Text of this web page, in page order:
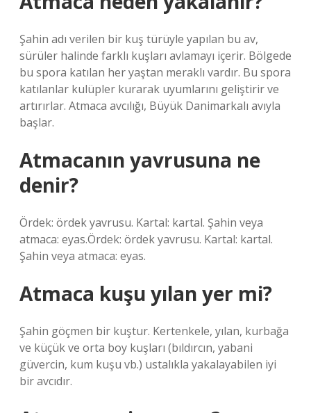
Şahin adı verilen bir kuş türüyle yapılan bu av,
sürüler halinde farklı kuşları avlamayı içerir. Bölgede
bu spora katılan her yaştan meraklı vardır. Bu spora
katılanlar kulüpler kurarak uyumlarını geliştirir ve
artırırlar. Atmaca avcılığı, Büyük Danimarkalı avıyla
başlar.
Atmacanın yavrusuna ne
denir?
Ördek: ördek yavrusu. Kartal: kartal. Şahin veya
atmaca: eyas.Ördek: ördek yavrusu. Kartal: kartal.
Şahin veya atmaca: eyas.
Atmaca kuşu yılan yer mi?
Şahin göçmen bir kuştur. Kertenkele, yılan, kurbağa
ve küçük ve orta boy kuşları (bıldırcın, yabani
güvercin, kum kuşu vb.) ustalıkla yakalayabilen iyi
bir avcıdır.